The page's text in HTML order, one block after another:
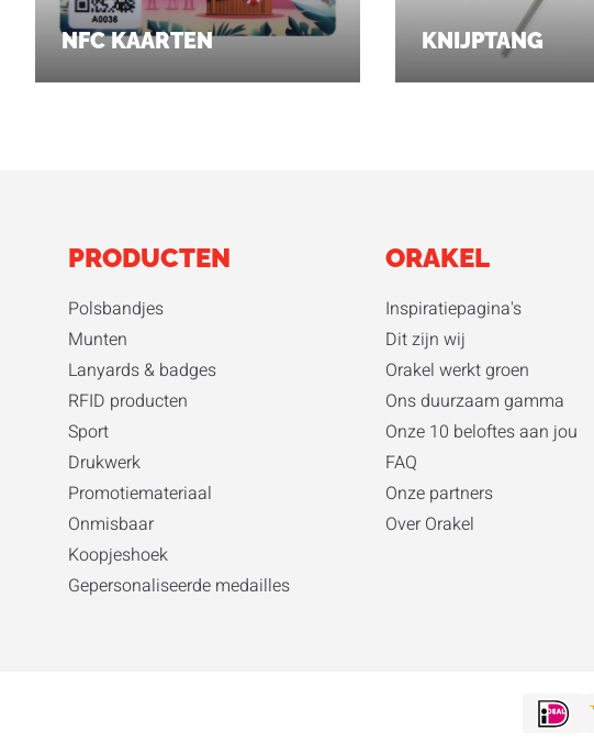
NFC KAARTEN KNIJPTANG
PRODUCTEN
Polsbandjes
Munten
Lanyards & badges
RFID producten
Sport
Drukwerk
Promotiemateriaal
Onmisbaar
Koopjeshoek
Gepersonaliseerde medailles
ORAKEL
Inspiratiepagina's
Dit zijn wij
Orakel werkt groen
Ons duurzaam gamma
Onze 10 beloftes aan jou
FAQ
Onze partners
Over Orakel